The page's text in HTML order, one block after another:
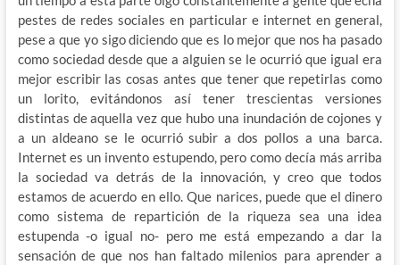
pestes de redes sociales en particular e interneten general,
pese a que yo sigo diciendo que es lo mejor que nos ha pasado
como sociedad desde que a alguien se le ocurrió que igual era
mejor escribir las cosas antes que tener que repetirlas como
un lorito, evitándonos así tener trescientas versiones
distintas de aquella vez que hubo una inundación de cojones y
a un aldeano se le ocurrió subir a dos pollos a una barca.
Internet es un invento estupendo, pero como decía más arriba
la sociedad va detrás de la innovación, y creo que todos
estamos de acuerdo en ello. Que narices, puede que el dinero
como sistema de repartición de la riqueza sea una idea
estupenda -o igual no- pero me está empezando a dar la
sensación de que nos han faltado milenios para aprender a